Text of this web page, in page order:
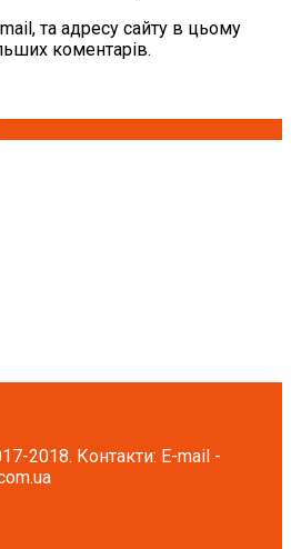
та адресу сайту в цьому
коментарів.
2018. Контакти: E-mail -